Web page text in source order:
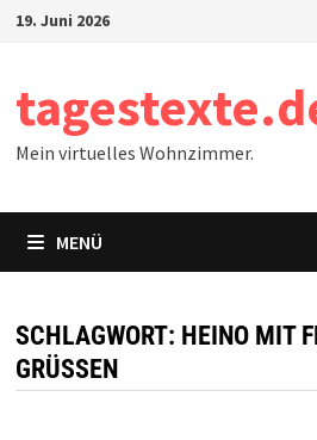
Zum19. Juni 2026
Mein virtuelles Wohnzimmer.
MENÜ
SCHLAGWORT: HEINO MIT
GRÜSSEN